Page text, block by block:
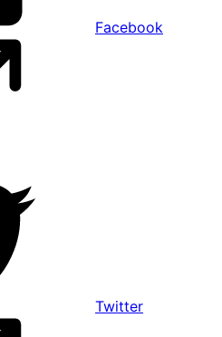
Facebook
Twitter